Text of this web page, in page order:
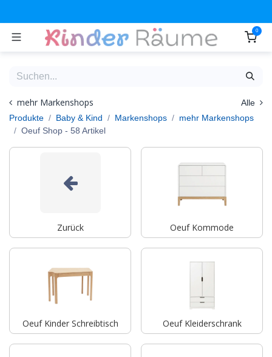
0
mehr Markenshops
Alle
Produkte
Baby & Kind Markenshops
mehr Markenshops
Oeuf Shop - 58 Artikel
Zurück Oeuf Kommode
Oeuf Kinder Schreibtisch Oeuf Kleiderschrank